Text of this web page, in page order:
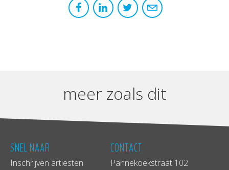
meer zoals dit
SNEL NAAR
Inschrijven artiesten
CONTACT
Pannekoekstraat 102